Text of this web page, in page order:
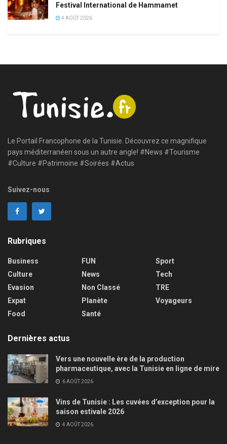
Festival International de Hammamet
4 AOÛT 2026
Le Portail Francophone de la Tunisie. Découvrez ce magnifique
pays méditerranéen sous un autre angle! #News #Tourisme
#Culture #Patrimoine #Soirées #Actus
Suivez-nous
Rubriques
Business
Culture
Evasion
Expat
Food
FUN
News
Non Classé
Planète
Santé
Sport
Tech
TRE
Voyageurs
Dernières actus
Vers une nouvelle ère de la production
pharmaceutique, avec la Tunisie en ligne de mire
6 AOÛT 2026
Vins de Tunisie : Les cuvées d’exception pour la
saison estivale 2026
4 AOÛT 2026